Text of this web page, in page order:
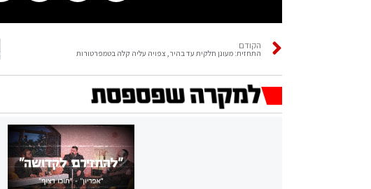
הקודם
התחזית: מעונן חלקית עד בהיר, צפויה עליה קלה בטמפרטורות